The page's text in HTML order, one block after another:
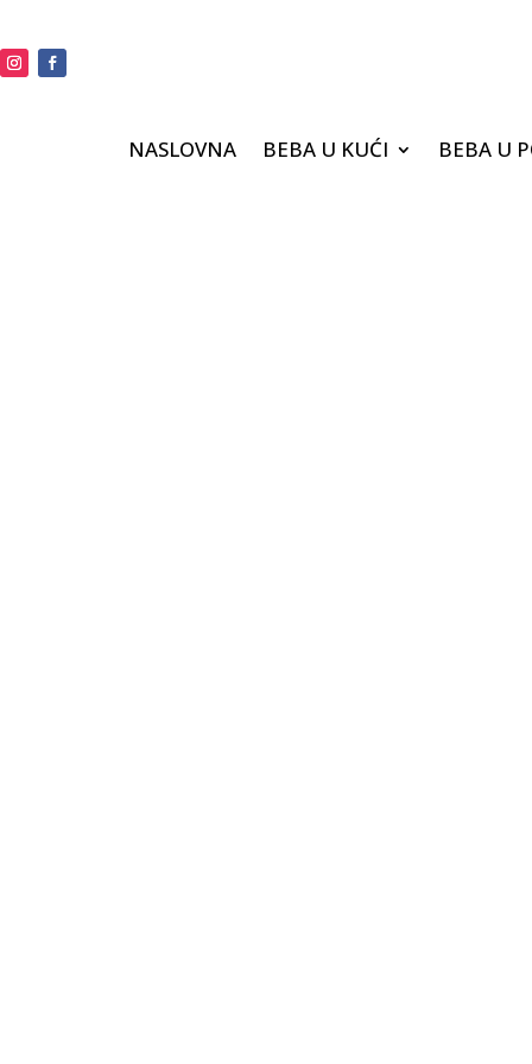
NASLOVNA BEBA U KUĆI BEBA U